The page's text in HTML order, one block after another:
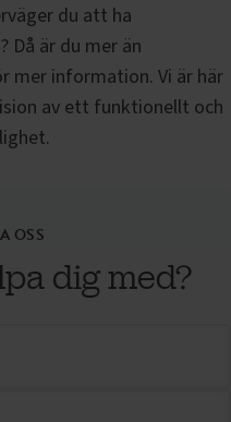
du att ha
är du mer än
mer information. Vi är här
av ett funktionellt och
OSS
dig med?